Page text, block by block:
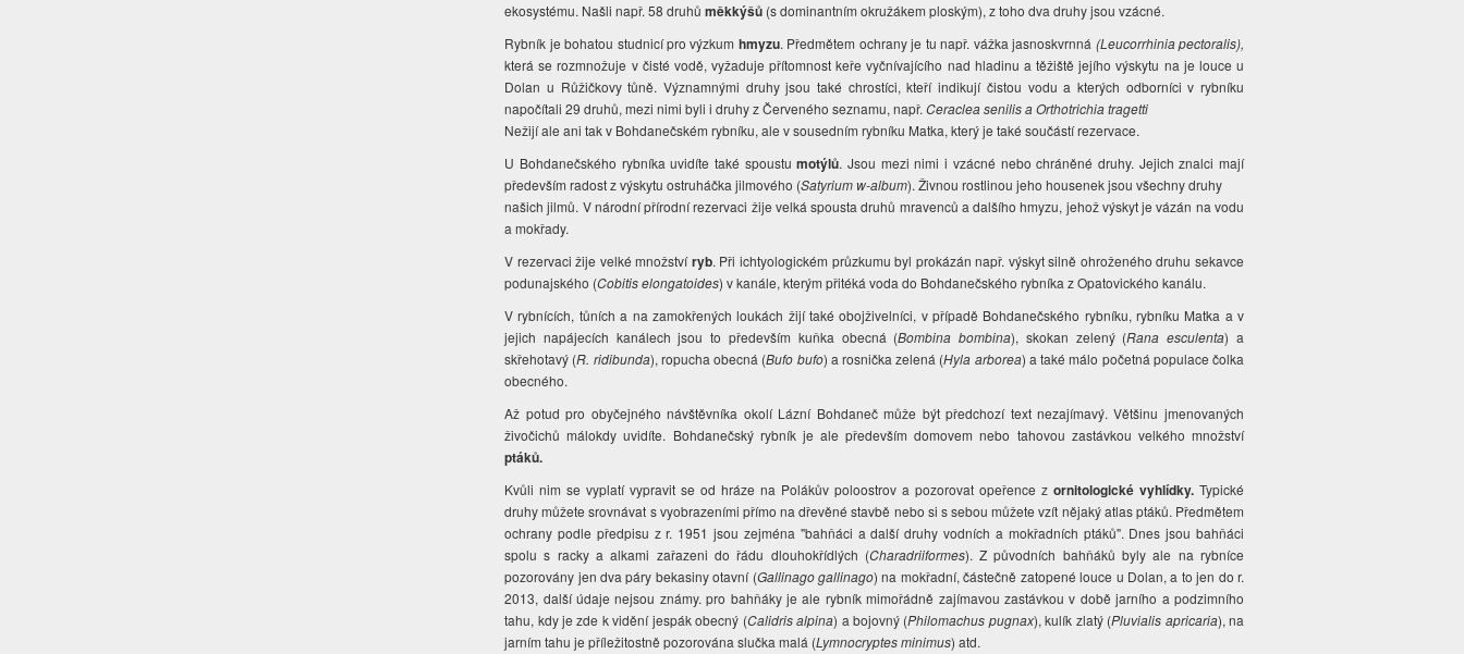
ekosystému. Našli např. 58 druhůměkkýšů (s dominantním okružákem ploským), z toho dva druhy jsou vzácné.
Rybník je bohatou studnicí pro výzkum hmyzu. Předmětem ochrany je tu např. vážka jasnoskvrnná (Leucorrhinia pectoralis),
která se rozmnožuje v čisté vodě, vyžaduje přítomnost keře vyčnívajícího nad hladinu a těžiště jejího výskytu na je louce u
Dolan u Růžičkovy tůně. Významnými druhy jsou také chrostíci, kteří indikují čistou vodu a kterých odborníci v rybníku
napočítali 29 druhů, mezi nimi byli i druhy z Červeného seznamu, např.Ceraclea senilis a Orthotrichia tragetti
Nežijí ale ani tak v Bohdanečském rybníku, ale v sousedním rybníku Matka, který je také součástí rezervace.
U Bohdanečského rybníka uvidíte také spoustumotýlů. Jsou mezi nimi i vzácné nebo chráněné druhy. Jejich znalci mají
především radost z výskytu ostruháčka jilmového (Satyrium w-album). Živnou rostlinou jeho housenek jsou všechny druhy
našich jilmů. V národní přírodní rezervaci žije velká spousta druhů mravenců a dalšího hmyzu, jehož výskyt je vázán na vodu
a mokřady.
V rezervaci žije velké množstvíryb. Při ichtyologickém průzkumu byl prokázán např. výskyt silně ohroženého druhu sekavce
podunajského (Cobitis elongatoides) v kanále, kterým přitéká voda do Bohdanečského rybníka z Opatovického kanálu.
V rybnících, tůních a na zamokřených loukách žijí také obojživelníci, v případě Bohdanečského rybníku, rybníku Matka a v
jejich napájecích kanálech jsou to především kuňka obecná (Bombina bombina), skokan zelený (Rana esculenta) a
skřehotavý (R. ridibunda), ropucha obecná (Bufo bufo) a rosnička zelená (Hyla arborea) a také málo početná populace čolka
obecného.
Až potud pro obyčejného návštěvníka okolí Lázní Bohdaneč může být předchozí text nezajímavý. Většinu jmenovaných
živočichů málokdy uvidíte. Bohdanečský rybník je ale především domovem nebo tahovou zastávkou velkého množství
ptáků.
Kvůli nim se vyplatí vypravit se od hráze na Polákův poloostrov a pozorovat opeřence zornitologické vyhlídky. Typické
druhy můžete srovnávat s vyobrazeními přímo na dřevěné stavbě nebo si s sebou můžete vzít nějaký atlas ptáků. Předmětem
ochrany podle předpisu z r. 1951 jsou zejména "bahňáci a další druhy vodních a mokřadních ptáků". Dnes jsou bahňáci
spolu s racky a alkami zařazeni do řádu dlouhokřídlých (Charadriiformes). Z původních bahňáků byly ale na rybníce
pozorovány jen dva páry bekasiny otavní (Gallinago gallinago) na mokřadní, částečně zatopené louce u Dolan, a to jen do r.
2013, další údaje nejsou známy. pro bahňáky je ale rybník mimořádně zajímavou zastávkou v době jarního a podzimního
tahu, kdy je zde k vidění jespák obecný (Calidris alpina) a bojovný (Philomachus pugnax), kulík zlatý (Pluvialis apricaria), na
jarním tahu je příležitostně pozorována slučka malá (Lymnocryptes minimus) atd.